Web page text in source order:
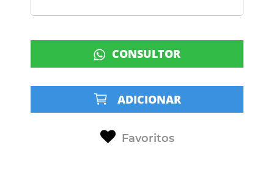
CONSULTOR
ADICIONAR
Favoritos